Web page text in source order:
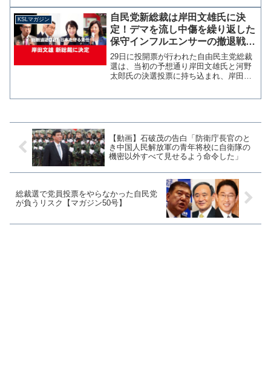
熱する自民党総裁選報道に埋没している
ことへの危機感からだ...
KSLマガジン
自民党新総裁は岸田文雄氏に決
定！デマを流し中傷を繰り返した
保守インフルエンサーの撤退戦が
見苦しい【マガジン131号】
29日に投開票が行われた自由民主党総裁
選は、当初の予想通り岸田文雄氏と河野
太郎氏の決選投票に持ち込まれ、岸田氏
【動画】石破茂の告白「防衛庁長官のと
き中国人民解放軍の青年将校に自衛隊の
機密以外すべて見せるよう命令した」
総裁選で党員投票をやらなかった自民党
が負うリスク【マガジン50号】